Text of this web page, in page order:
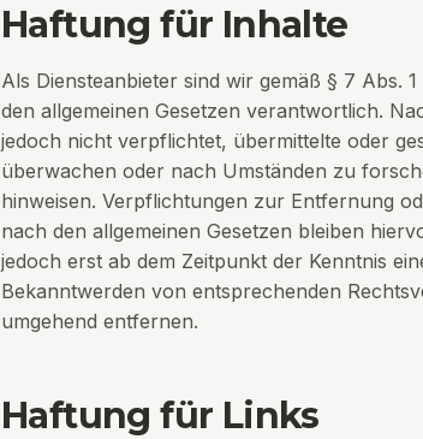
Haftung für Inhalte
Als Diensteanbieter sind wir gemäß § 7 Abs.
den allgemeinen Gesetzen verantwortlich.
jedoch nicht verpflichtet, übermittelte oder
überwachen oder nach Umständen zu
hinweisen. Verpflichtungen zur Entfernung
nach den allgemeinen Gesetzen bleiben
jedoch erst ab dem Zeitpunkt der Kenntnis
Bekanntwerden von entsprechenden
umgehend entfernen.
Haftung für Links